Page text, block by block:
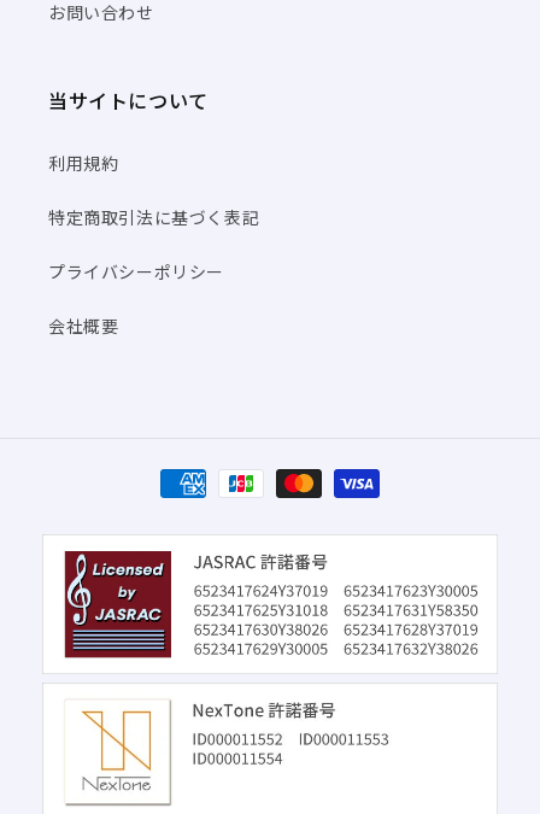
お問い合わせ
当サイトについて
利用規約
特定商取引法に基づく表記
プライバシーポリシー
会社概要
決
済
方
法